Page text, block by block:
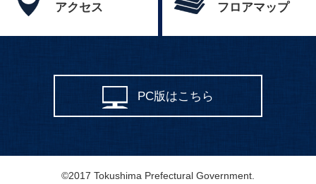
アクセス
フロアマップ
PC版はこちら
©2017 Tokushima Prefectural Government.